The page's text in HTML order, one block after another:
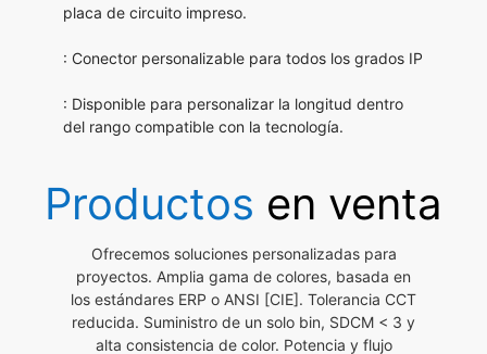
placa de circuito impreso.
: Conector personalizable para todos los grados IP
: Disponible para personalizar la longitud dentro
del rango compatible con la tecnología.
Productos en venta
Ofrecemos soluciones personalizadas para
proyectos. Amplia gama de colores, basada en
los estándares ERP o ANSI [CIE]. Tolerancia CCT
reducida. Suministro de un solo bin, SDCM < 3 y
alta consistencia de color. Potencia y flujo